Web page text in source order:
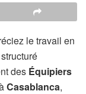
le travail en
des Équipiers
Casablanca,